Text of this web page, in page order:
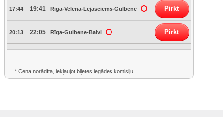
17:44 19:41 Rīga-Velēna-Lejasciems-Gulbene Pirkt
20:13 22:05 Rīga-Gulbene-Balvi Pirkt
* Cena norādīta, iekļaujot biļetes iegādes komisiju